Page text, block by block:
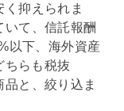
抑えられま
て、信託報酬
以下、海外資産
ちらも税抜
と、絞り込ま